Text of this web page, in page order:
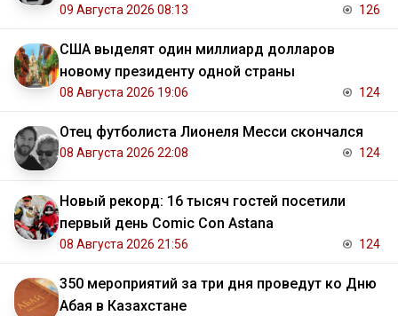
09 Августа 2026 08:13 126
США выделят один миллиард долларов
новому президенту одной страны
08 Августа 2026 19:06 124
Отец футболиста Лионеля Месси скончался
08 Августа 2026 22:08 124
Новый рекорд: 16 тысяч гостей посетили
первый день Comic Con Astana
08 Августа 2026 21:56 124
350 мероприятий за три дня проведут ко Дню
Абая в Казахстане